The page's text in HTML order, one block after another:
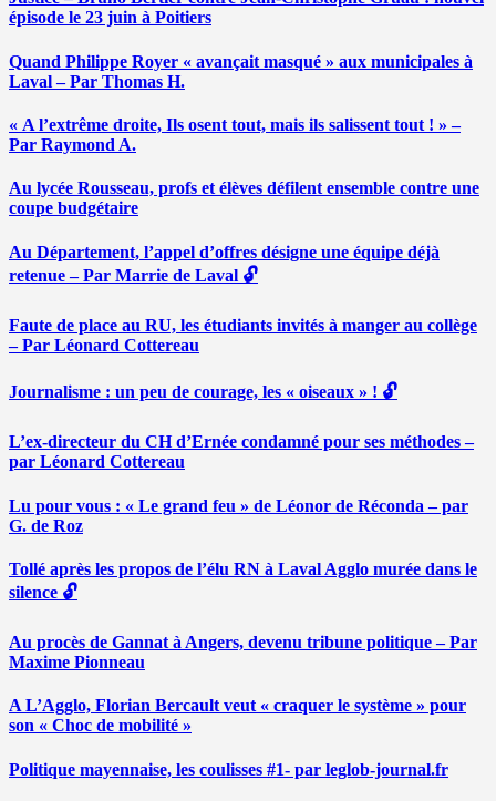
épisode le 23 juin à Poitiers
Quand Philippe Royer « avançait masqué » aux municipales à
Laval – Par Thomas H.
« A l’extrême droite, Ils osent tout, mais ils salissent tout ! » –
Par Raymond A.
Au lycée Rousseau, profs et élèves défilent ensemble contre une
coupe budgétaire
Au Département, l’appel d’offres désigne une équipe déjà
retenue – Par Marrie de Laval 🔓
Faute de place au RU, les étudiants invités à manger au collège
– Par Léonard Cottereau
Journalisme : un peu de courage, les « oiseaux » ! 🔓
L’ex-directeur du CH d’Ernée condamné pour ses méthodes –
par Léonard Cottereau
Lu pour vous : « Le grand feu » de Léonor de Réconda – par
G. de Roz
Tollé après les propos de l’élu RN à Laval Agglo murée dans le
silence 🔓
Au procès de Gannat à Angers, devenu tribune politique – Par
Maxime Pionneau
A L’Agglo, Florian Bercault veut « craquer le système » pour
son « Choc de mobilité »
Politique mayennaise, les coulisses #1- par leglob-journal.fr